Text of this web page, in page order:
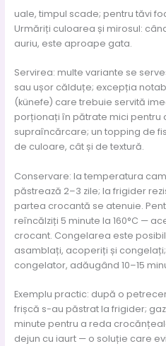
uale, timpul scade; pentru tăvi
Urmăriți culoarea și mirosul:
auriu, este aproape gata.
Servirea: multe variante se
sau ușor călduțe; excepția
(künefe) care trebuie servită
porționați în pătrate mici pentru
supraîncărcare; un topping de
de culoare, cât și de textură.
Conservare: la temperatura
păstrează 2–3 zile; la frigider
partea crocantă se atenuie.
reîncălziți 5 minute la 160°C —
crocant. Congelarea este
asamblați, acoperiți și
congelator, adăugând 10–15
Exemplu practic: după o
frișcă s-au păstrat la frigider;
minute pentru a reda
dejun cu iaurt — o soluție care